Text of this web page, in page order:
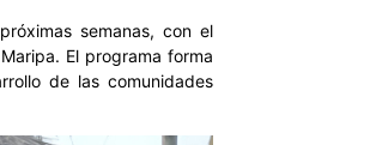
semanas, con el
El programa forma
de las comunidades